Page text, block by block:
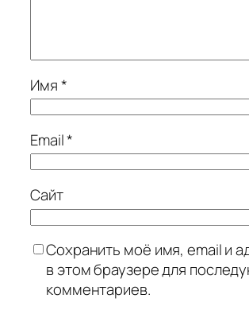
Имя*
Email*
Сайт
Сохранить моё имя, email и
в этом браузере для
комментариев.